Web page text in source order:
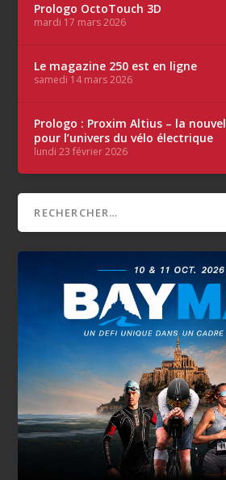
Prologo OctoTouch 3D
mardi 17 mars 2026
Le magazine 250 est en ligne
samedi 14 mars 2026
Prologo : Proxim Altius – la
pour l’univers du vélo électrique
lundi 23 février 2026